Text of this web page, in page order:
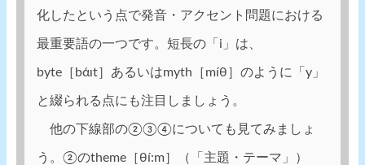
化したという点で発音・アクセント問題における
最重要語の一つです。短長の「i」は、
byte［bάɪt］あるいはmyth［míθ］のように「y」
と綴られる点にも注目しましょう。
他の下線部の②③④についても見てみましょ
う。②のtheme［θí:m］（「主題・テーマ」）